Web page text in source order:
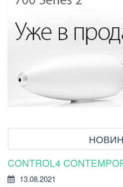
CONTROL4
13.08.2021